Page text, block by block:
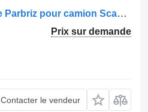
Commutateur de colonne de direction Comutator Ștergătoare de Parbriz pour camion Scania 7332014000 201280-13
Prix sur demande
Contacter le vendeur